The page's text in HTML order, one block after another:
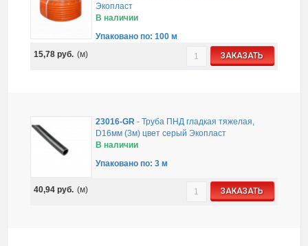
Экопласт
В наличии
Упаковано по: 100 м
15,78руб. (м) ЗАКАЗАТЬ
23016-GR -Труба ПНД гладкая тяжелая,
D16мм (3м) цвет серый Экопласт
В наличии
Упаковано по: 3 м
40,94руб. (м) ЗАКАЗАТЬ